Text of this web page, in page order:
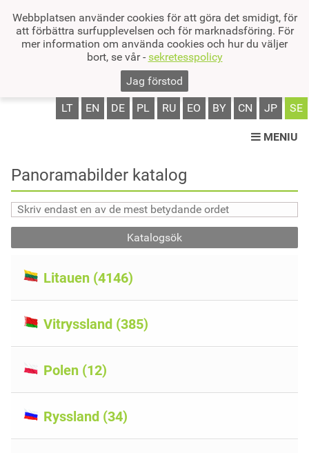
Webbplatsen använder cookies för att göra det smidigt, för
att förbättra surfupplevelsen och för marknadsföring. För
mer information om använda cookies och hur du väljer
bort, se vår - sekretesspolicy
Jag förstod
LT EN DE PL RU EO BY CN JP SE
MENIU
Panoramabilder katalog
Katalogsök
Litauen (4146)
Vitryssland (385)
Polen (12)
Ryssland (34)